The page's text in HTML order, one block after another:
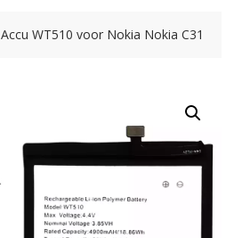
Accu WT510 voor Nokia Nokia C31